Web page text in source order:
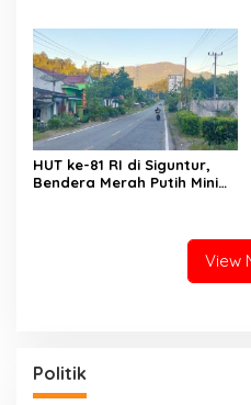
Lingkungan Hidup di
Wilayah Koto Nan Godang
HUT ke-81 RI di Siguntur,
Bendera Merah Putih Minim
View
Politik